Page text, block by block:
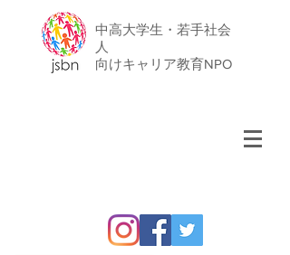
中高大学生・若手社会
人
​向けキャリア教育NPO